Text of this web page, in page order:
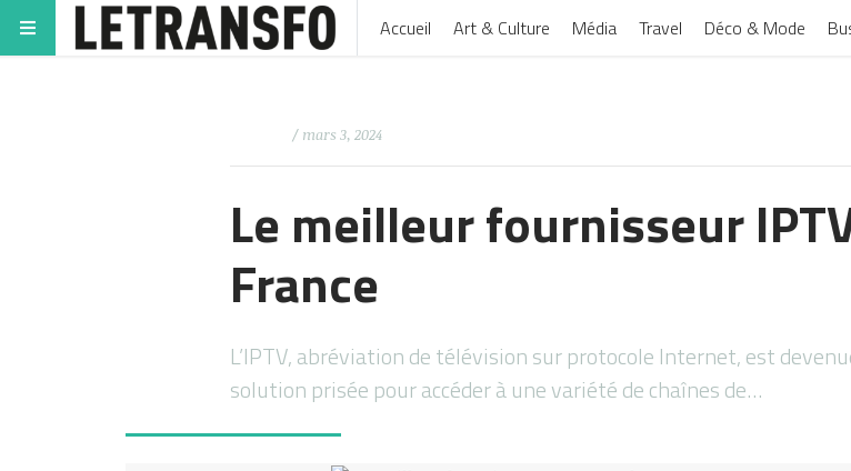
Accueil Art & Culture Média Travel Déco & Mode
/ mars 3, 2024
Le meilleur fournisseur
France
L’IPTV, abréviation de télévision sur protocole Internet, est
solution prisée pour accéder à une variété de chaînes de…